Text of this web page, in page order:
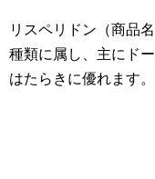
リスペリドン（商品
種類に属し、主にド
はたらきに優れます。